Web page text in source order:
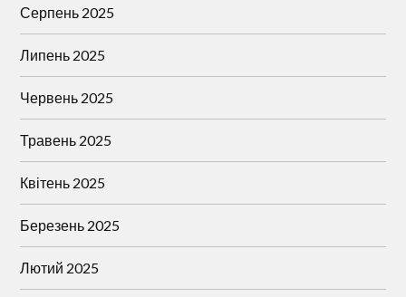
Серпень 2025
Липень 2025
Червень 2025
Травень 2025
Квітень 2025
Березень 2025
Лютий 2025